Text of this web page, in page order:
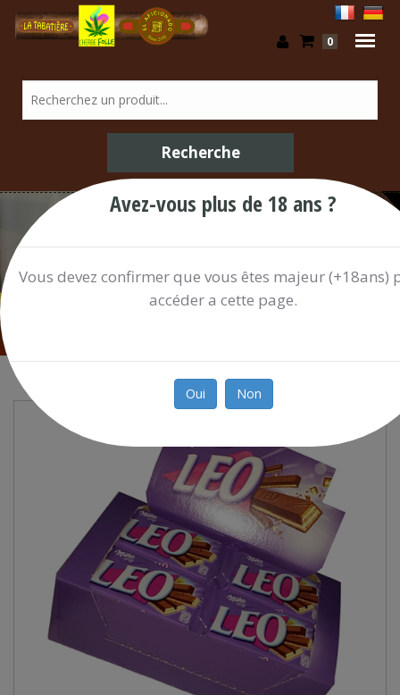
0
Confiserie / Shop
Avez-vous plus de 18 ans ?
Vous devez confirmer que vous êtes majeur (+18ans)
accéder a cette page.
Oui Non